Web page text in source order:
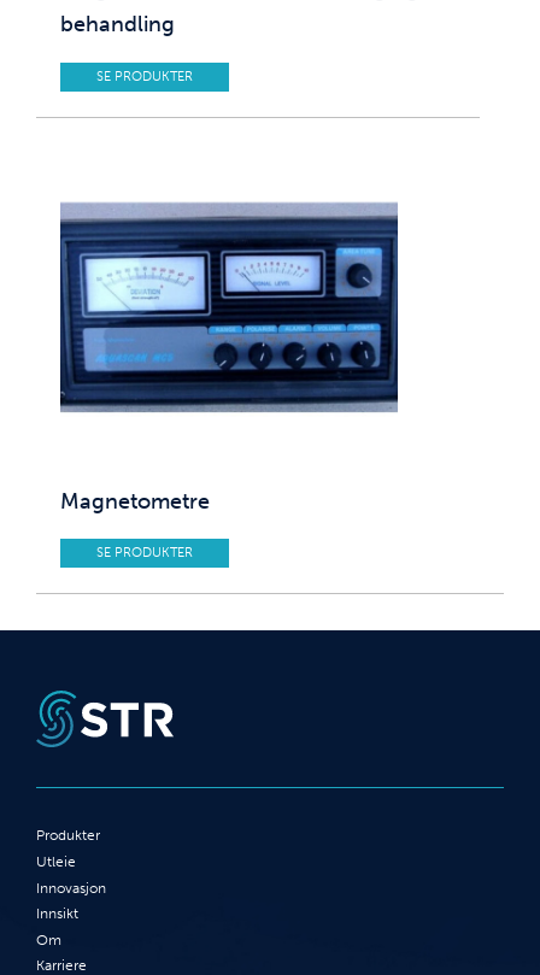
behandling
SE PRODUKTER
Magnetometre
SE PRODUKTER
Produkter
Utleie
Innovasjon
Innsikt
Om
Karriere